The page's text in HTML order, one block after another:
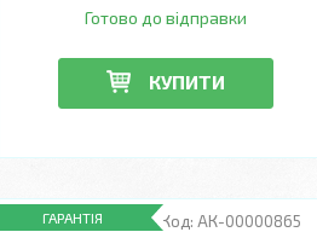
Готово до відправки
КУПИТИ
АК-00000865
ГАРАНТІЯ